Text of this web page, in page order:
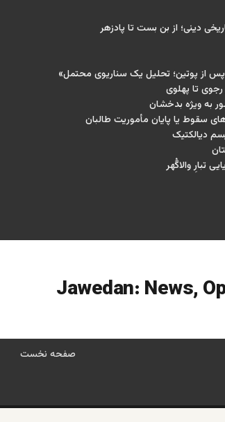
دینی؛ از بن بست تا پادزهر
پس از پوتین؛ تحلیل یک سناریوی محتمل»
رجوی تا پهلوی
به ویژه بدخشان
سقوط یا پایان مأموریت طالبان
دیالکتیک
تبارِ والاگُهر
صفحه نخست